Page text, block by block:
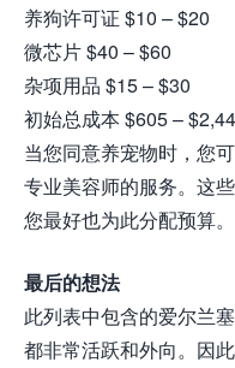
养狗许可证 $10 – $20
微芯片 $40 – $60
杂项用品 $15 – $30
初始总成本 $605 –
当您同意养宠物时，您
专业美容师的服务。这
您最好也为此分配预算。
最后的想法
此列表中包含的爱尔兰
都非常活跃和外向。因